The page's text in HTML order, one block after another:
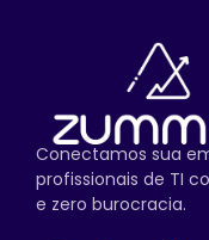
Conectamos sua
profissionais de TI
e zero burocracia.